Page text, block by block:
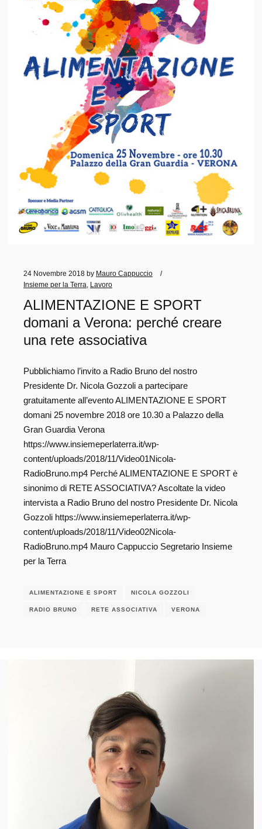
24 Novembre 2018 by Mauro Cappuccio
Insieme per la Terra
Lavoro
ALIMENTAZIONE E SPORT
domani a Verona: perché creare
una rete associativa
Pubblichiamo l’invito a Radio Bruno del nostro
Presidente Dr. Nicola Gozzoli a partecipare
gratuitamente all’evento ALIMENTAZIONE E SPORT
domani 25 novembre 2018 ore 10.30 a Palazzo della
Gran Guardia Verona
https://www.insiemeperlaterra.it/wp-
content/uploads/2018/11/Video01Nicola-
RadioBruno.mp4 Perché ALIMENTAZIONE E SPORT è
sinonimo di RETE ASSOCIATIVA? Ascoltate la video
intervista a Radio Bruno del nostro Presidente Dr. Nicola
Gozzoli https://www.insiemeperlaterra.it/wp-
content/uploads/2018/11/Video02Nicola-
RadioBruno.mp4 Mauro Cappuccio Segretario Insieme
per la Terra
ALIMENTAZIONE E SPORT NICOLA GOZZOLI
RADIO BRUNO RETE ASSOCIATIVA VERONA